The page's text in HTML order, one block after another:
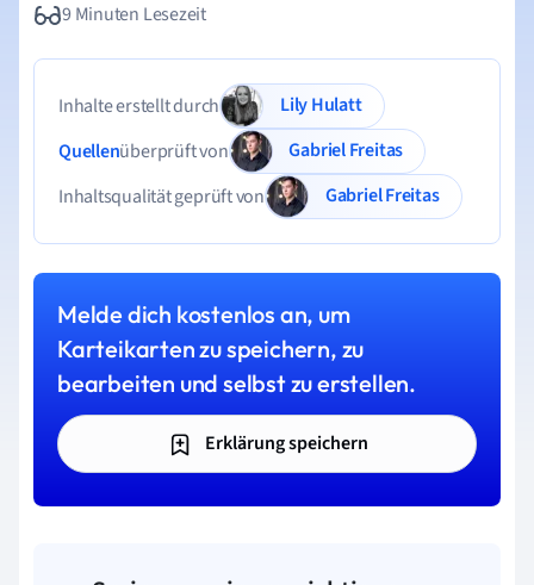
9 Minuten Lesezeit
Inhalte erstellt durch
Lily Hulatt
Quellenüberprüft von
Gabriel Freitas
Inhaltsqualität geprüft von
Gabriel Freitas
Melde dich kostenlos an, um
Karteikarten zu speichern, zu
bearbeiten und selbst zu erstellen.
Erklärung speichern